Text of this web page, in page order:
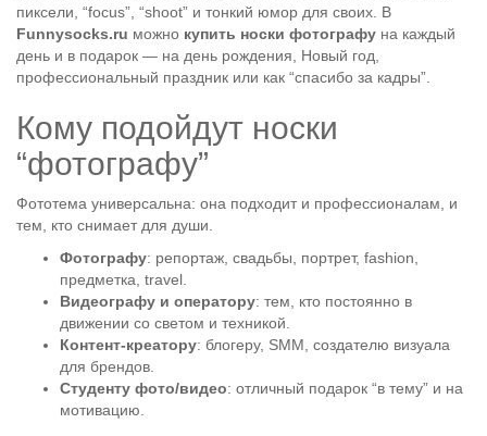
пиксели, “focus”, “shoot” и тонкий юмор для своих. В
Funnysocks.ru можно купить носки фотографу на каждый
день и в подарок — на день рождения, Новый год,
профессиональный праздник или как “спасибо за кадры”.
Кому подойдут носки
“фотографу”
Фототема универсальна: она подходит и профессионалам, и
тем, кто снимает для души.
Фотографу: репортаж, свадьбы, портрет, fashion,
предметка, travel.
Видеографу и оператору: тем, кто постоянно в
движении со светом и техникой.
Контент-креатору: блогеру, SMM, создателю визуала
для брендов.
Студенту фото/видео: отличный подарок “в тему” и на
мотивацию.